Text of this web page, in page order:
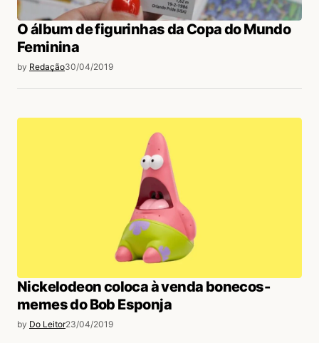
O álbum de figurinhas da Copa do Mundo
Feminina
by Redação30/04/2019
Nickelodeon coloca à venda bonecos-
memes do Bob Esponja
by Do Leitor23/04/2019